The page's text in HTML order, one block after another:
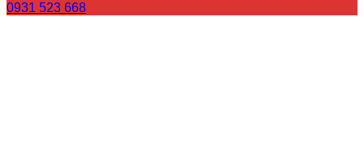
0931 523 668